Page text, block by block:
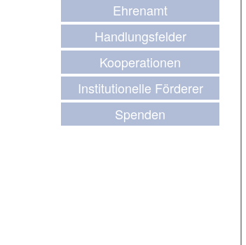
Ehrenamt
Handlungsfelder
Kooperationen
Institutionelle Förderer
Spenden